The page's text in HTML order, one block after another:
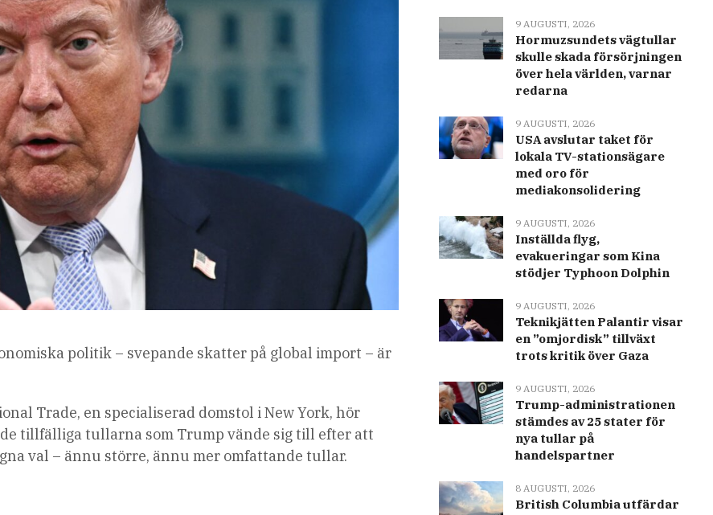
politik – svepande skatter på global import – är
Trade, en specialiserad domstol i New York, hör
tillfälliga tullarna som Trump vände sig till efter att
val – ännu större, ännu mer omfattande tullar.
9 AUGUSTI, 2026
Hormuzsundets vägtullar
skulle skada försörjningen
över hela världen, varnar
redarna
9 AUGUSTI, 2026
USA avslutar taket för
lokala TV-stationsägare
med oro för
mediakonsolidering
9 AUGUSTI, 2026
Inställda flyg,
evakueringar som Kina
stödjer Typhoon Dolphin
9 AUGUSTI, 2026
Teknikjätten Palantir visar
en ”omjordisk” tillväxt
trots kritik över Gaza
9 AUGUSTI, 2026
Trump-administrationen
stämdes av 25 stater för
nya tullar på
handelspartner
8 AUGUSTI, 2026
British Columbia utfärdar